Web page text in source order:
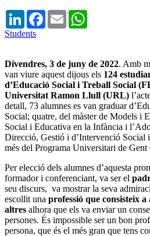
LinkedInFacebook
Email
Students
Divendres, 3 de juny de 2022. Amb
van viure aquest dijous els 124
d’Educació Social i Treball Social
Universitat Ramon Llull (URL)
detall, 73 alumnes es van graduar
Social; quatre, del màster de Models i
Social i Educativa en la Infància i
Direcció, Gestió i d’Intervenció Social
més del Programa Universitari de
Per elecció dels alumnes d’aquesta
formador i conferenciant, va ser el
seu discurs, va mostrar la seva
escollit una professió que consisteix
altres alhora que els va enviar un
persones. És impossible ser un bon
persona, que és el més gran que tens